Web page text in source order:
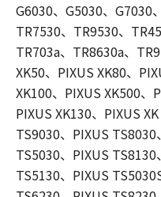
G6030、G5030、G7030
TR7530、TR9530、
TR703a、TR8630a、
XK50、PIXUS XK80、
XK100、PIXUS XK500、
PIXUS XK130、PIXUS
TS9030、PIXUS
TS5030、PIXUS
TS5130、PIXUS